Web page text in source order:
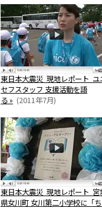
東日本大震災 現地レポート ユ
セフスタッフ 支援活動を語
る » (2011年7月)
東日本大震災 現地レポート 宮
県女川町 女川第二小学校に「